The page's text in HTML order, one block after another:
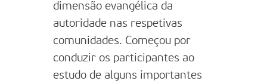
dimensão evangélica da
autoridade nas respetivas
comunidades. Começou por
conduzir os participantes ao
estudo de alguns importantes